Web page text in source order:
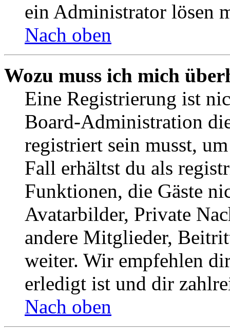
ein Administrator lösen
Nach oben
Wozu muss ich mich
Eine Registrierung ist
Board-Administration
registriert sein musst,
Fall erhältst du als
Funktionen, die Gäste
Avatarbilder, Private
andere Mitglieder,
weiter. Wir empfehlen
erledigt ist und dir
Nach oben